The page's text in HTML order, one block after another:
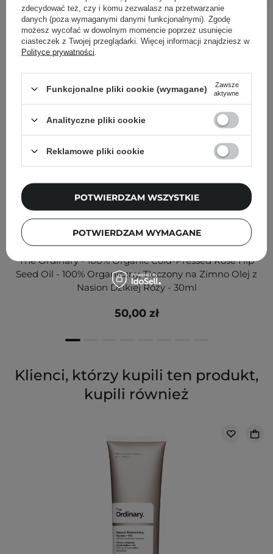
Inni klienci sprawdzali również
The Ordinary - 100% Organic Cold-Pressed Rose Hip
Seed Oil - 100% Organiczny, Tłoczony na Zimno Olej z
Nasion Dzikiej Róży - 30ml
50,00 zł
Klienci, którzy kupili ten produkt,
kupili również
zdecydować też, czy i komu zezwalasz na przetwarzanie
danych (poza wymaganymi danymi funkcjonalnymi). Zgodę
możesz wycofać w dowolnym momencie poprzez usunięcie
ciasteczek z Twojej przeglądarki. Więcej informacji znajdziesz w
Polityce prywatności
Funkcjonalne pliki cookie (wymagane)
Zawsze
aktywne
Analityczne pliki cookie
Reklamowe pliki cookie
POTWIERDZAM WYMAGANE
POTWIERDZAM WSZYSTKIE